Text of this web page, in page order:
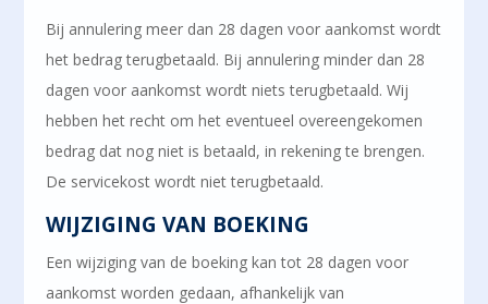
Bij annulering meer dan 28 dagen voor aankomst wordt
het bedrag terugbetaald. Bij annulering minder dan 28
dagen voor aankomst wordt niets terugbetaald. Wij
hebben het recht om het eventueel overeengekomen
bedrag dat nog niet is betaald, in rekening te brengen.
De servicekost wordt niet terugbetaald.
WIJZIGING VAN BOEKING
Een wijziging van de boeking kan tot 28 dagen voor
aankomst worden gedaan, afhankelijk van